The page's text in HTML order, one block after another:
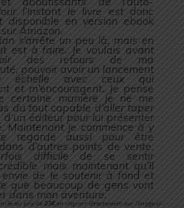
l’instant le livre est donc
disponible en version ebook
Amazon.
s’arrête un peu là, mais en
est à faire. Je voulais avant
des retours de ma
pouvoir avoir un lancement
échelle avec ceux qui
et m’encouragent. Je pense
certaine manière je ne me
du tout capable d’aller taper
éditeur pour lui présenter
Maintenant je commence à y
regarde aussi pour être
d’autres points de vente.
difficile de se sentir
mais maintenant qu’il
envie de le soutenir à fond et
que beaucoup de gens vont
dans mon aventure.
au prix de 23€en cliquant directement sur l’image ci-